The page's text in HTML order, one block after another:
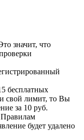
значит, что
бесплатных
свой лимит, то Вы
за 10 руб.
Правилам
будет удалено